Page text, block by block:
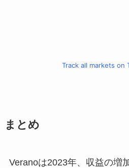
Track all markets on
まとめ
Veranoは2023年、収益の増